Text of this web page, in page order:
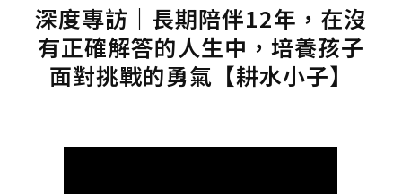
深度專訪｜長期陪伴12年，在沒
有正確解答的人生中，培養孩子
面對挑戰的勇氣【耕水小子】